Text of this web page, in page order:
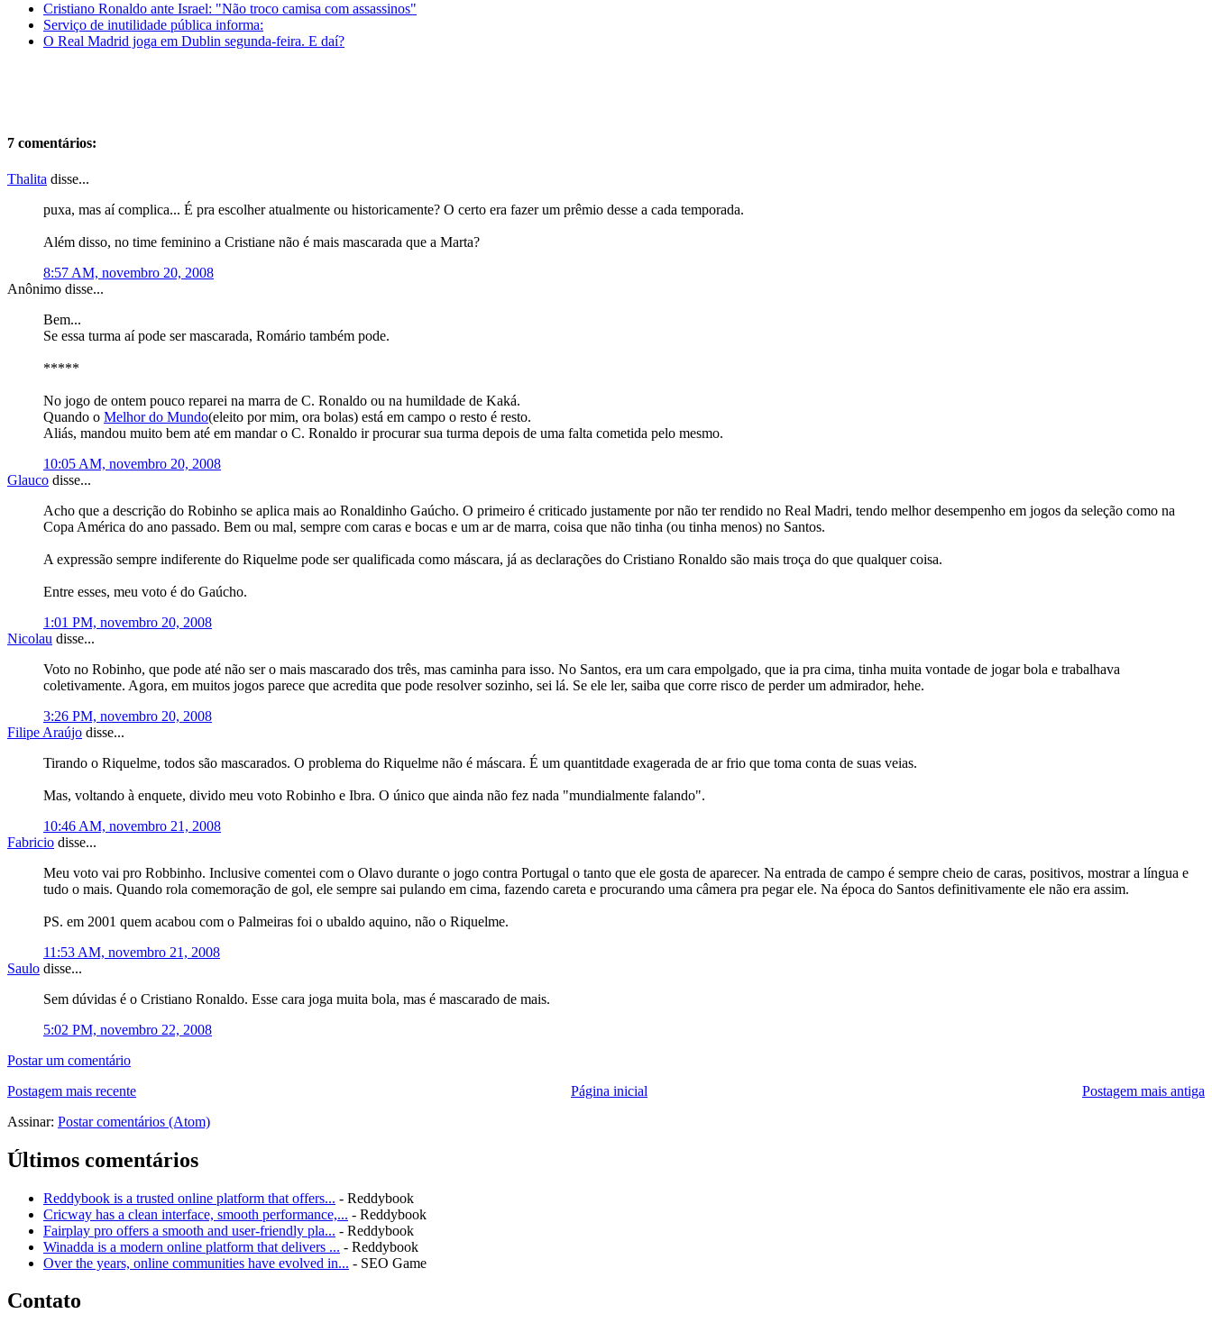
Cristiano Ronaldo ante Israel: "Não troco camisa com assassinos"
Serviço de inutilidade pública informa:
O Real Madrid joga em Dublin segunda-feira. E daí?
7 comentários:
Thalita disse...
puxa, mas aí complica... É pra escolher atualmente ou historicamente? O certo era fazer um prêmio desse a cada temporada.
Além disso, no time feminino a Cristiane não é mais mascarada que a Marta?
8:57 AM, novembro 20, 2008
Anônimo disse...
Bem...
Se essa turma aí pode ser mascarada, Romário também pode.
*****
No jogo de ontem pouco reparei na marra de C. Ronaldo ou na humildade de Kaká.
Quando o Melhor do Mundo(eleito por mim, ora bolas) está em campo o resto é resto.
Aliás, mandou muito bem até em mandar o C. Ronaldo ir procurar sua turma depois de uma falta cometida pelo mesmo.
10:05 AM, novembro 20, 2008
Glauco disse...
Acho que a descrição do Robinho se aplica mais ao Ronaldinho Gaúcho. O primeiro é criticado justamente por não ter rendido no Real Madri, tendo melhor desempenho em jogos da seleção como na
Copa América do ano passado. Bem ou mal, sempre com caras e bocas e um ar de marra, coisa que não tinha (ou tinha menos) no Santos.
A expressão sempre indiferente do Riquelme pode ser qualificada como máscara, já as declarações do Cristiano Ronaldo são mais troça do que qualquer coisa.
Entre esses, meu voto é do Gaúcho.
1:01 PM, novembro 20, 2008
Nicolau disse...
Voto no Robinho, que pode até não ser o mais mascarado dos três, mas caminha para isso. No Santos, era um cara empolgado, que ia pra cima, tinha muita vontade de jogar bola e trabalhava
coletivamente. Agora, em muitos jogos parece que acredita que pode resolver sozinho, sei lá. Se ele ler, saiba que corre risco de perder um admirador, hehe.
3:26 PM, novembro 20, 2008
Filipe Araújo disse...
Tirando o Riquelme, todos são mascarados. O problema do Riquelme não é máscara. É um quantitdade exagerada de ar frio que toma conta de suas veias.
Mas, voltando à enquete, divido meu voto Robinho e Ibra. O único que ainda não fez nada "mundialmente falando".
10:46 AM, novembro 21, 2008
Fabricio disse...
Meu voto vai pro Robbinho. Inclusive comentei com o Olavo durante o jogo contra Portugal o tanto que ele gosta de aparecer. Na entrada de campo é sempre cheio de caras, positivos, mostrar a língua e
tudo o mais. Quando rola comemoração de gol, ele sempre sai pulando em cima, fazendo careta e procurando uma câmera pra pegar ele. Na época do Santos definitivamente ele não era assim.
PS. em 2001 quem acabou com o Palmeiras foi o ubaldo aquino, não o Riquelme.
11:53 AM, novembro 21, 2008
Saulo disse...
Sem dúvidas é o Cristiano Ronaldo. Esse cara joga muita bola, mas é mascarado de mais.
5:02 PM, novembro 22, 2008
Postar um comentário
Postagem mais recente
Postagem mais antiga
Página inicial
Assinar: Postar comentários (Atom)
Últimos comentários
Reddybook is a trusted online platform that offers... - Reddybook
Cricway has a clean interface, smooth performance,... - Reddybook
Fairplay pro offers a smooth and user-friendly pla... - Reddybook
Winadda is a modern online platform that delivers ... - Reddybook
Over the years, online communities have evolved in... - SEO Game
Contato